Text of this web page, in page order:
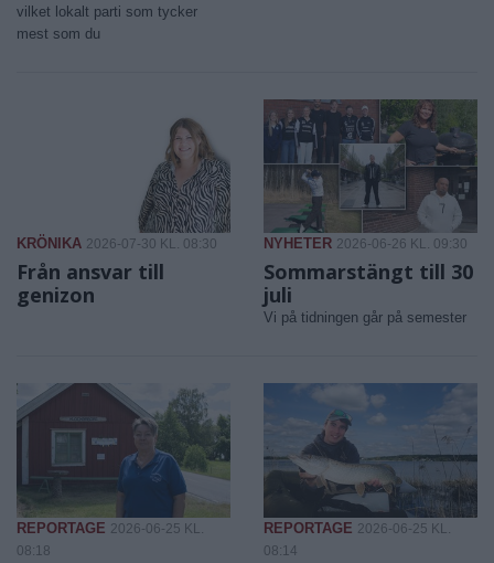
vilket lokalt parti som tycker
mest som du
KRÖNIKA 2026-07-30 KL. 08:30
Från ansvar till
genizon
NYHETER 2026-06-26 KL. 09:30
Sommarstängt till 30
juli
Vi på tidningen går på semester
REPORTAGE 2026-06-25 KL.
08:18
REPORTAGE 2026-06-25 KL.
08:14